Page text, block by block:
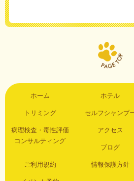
ホーム ホテル
トリミング セルフシャンプ
病理検査・毒性評価
コンサルティング
アクセス
ブログ
ご利用規約 情報保護方針